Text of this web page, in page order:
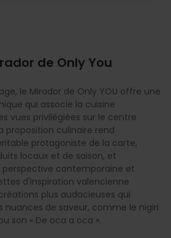
de Only You
le Mirador de Only YOU offre une
qui associe la cuisine
vues privilégiées sur le centre
proposition culinaire rend
protagoniste de la carte,
locaux et de saison, et
contemporaine et
d'inspiration valencienne
plus audacieuses qui
nuances de saveur, comme le nigiri
son « De oca a oca ».